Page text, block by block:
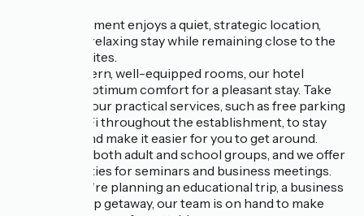
Our establishment enjoys a quiet, strategic location,
perfect for a relaxing stay while remaining close to the
emblematic sites.
With 38 modern, well-equipped rooms, our hotel
guarantees optimum comfort for a pleasant stay. Take
advantage of our practical services, such as free parking
and free Wi-Fi throughout the establishment, to stay
connected and make it easier for you to get around.
We welcome both adult and school groups, and we offer
suitable facilities for seminars and business meetings.
Whether you're planning an educational trip, a business
stay or a group getaway, our team is on hand to make